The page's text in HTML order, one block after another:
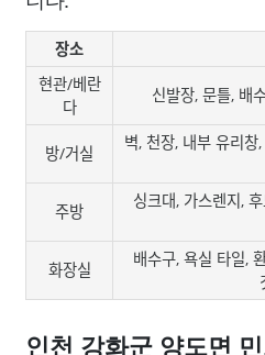
장소
현관/베란
다
신발장, 문틀, 배
방/거실
벽, 천장, 내부 유리
주방
싱크대, 가스렌지,
화장실
배수구, 욕실 타일,
인천 강화군 양도면